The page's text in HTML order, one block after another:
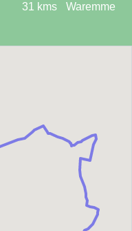
31
kms
Waremme